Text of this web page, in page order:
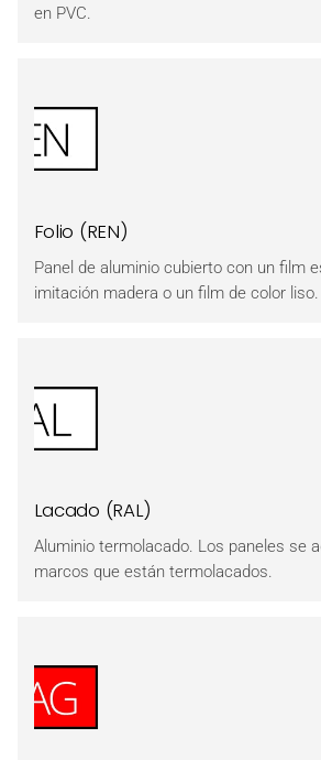
en PVC.
Folio (REN)
Panel de aluminio cubierto con un film
imitación madera o un film de color liso.
Lacado (RAL)
Aluminio termolacado. Los paneles se
marcos que están termolacados.